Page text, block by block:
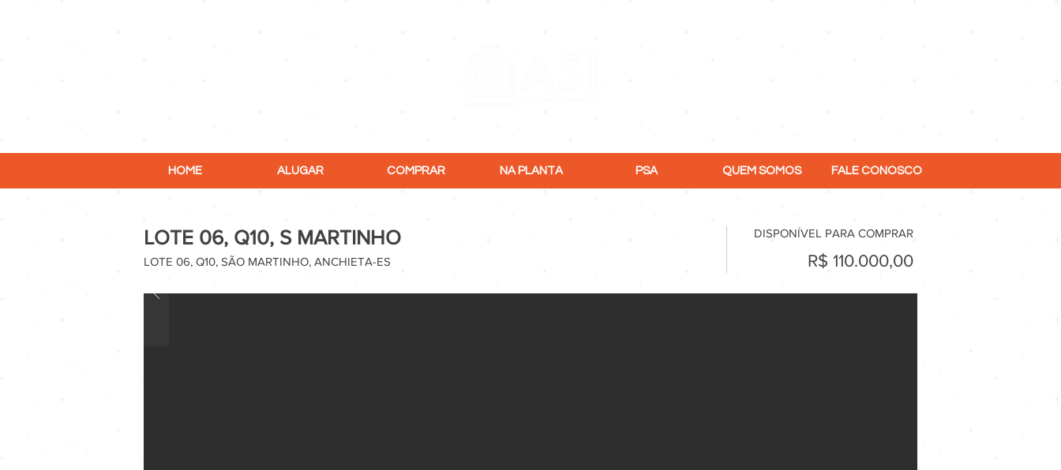
HOME ALUGAR COMPRAR NA PLANTA PSA QUEM SOMOS FALE CONOSCO
LOTE 06, Q10, S MARTINHO DISPONÍVEL PARA COMPRAR
LOTE 06, Q10, SÃO MARTINHO, ANCHIETA-ES R$ 110.000,00